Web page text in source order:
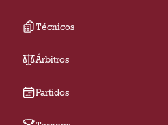
Técnicos
Árbitros
Partidos